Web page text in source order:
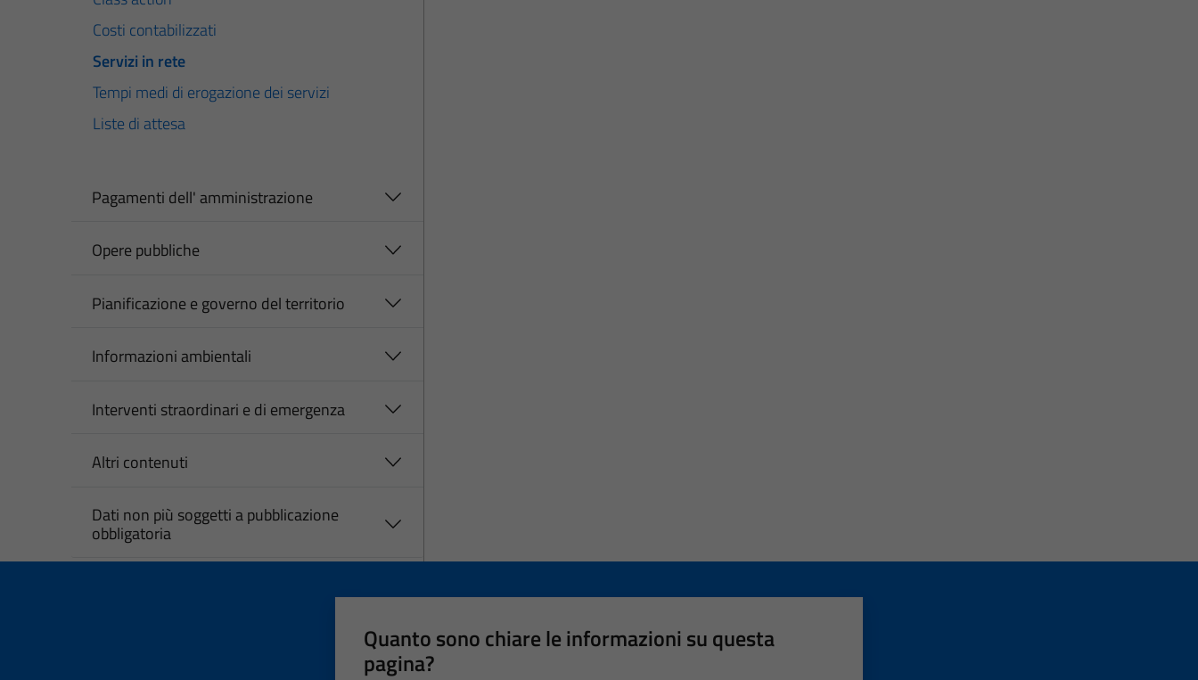
Costi contabilizzati
Servizi in rete
Tempi medi di erogazione dei servizi
Liste di attesa
Pagamenti dell' amministrazione
Opere pubbliche
Pianificazione e governo del territorio
Informazioni ambientali
Interventi straordinari e di emergenza
Altri contenuti
Dati non più soggetti a pubblicazione
obbligatoria
Quanto sono chiare le informazioni su questa
pagina?